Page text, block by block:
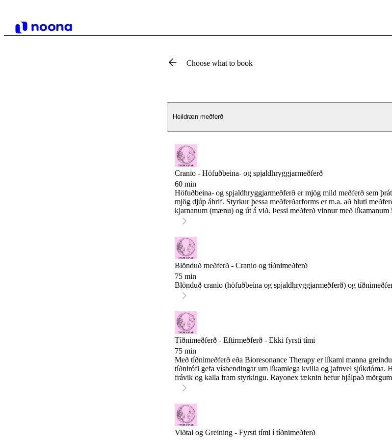
Choose what to book
Heildræn meðferð
Cranio - Höfuðbeina- og spjaldhryggjarmeðferð
60 min
Höfuðbeina- og spjaldhryggjarmeðferð er mjög mild meðferð sem
mjög djúp áhrif. Styrkur þessa meðferðarforms er m.a. að hluti
kjarnanum (mænu) og út á við. Þessi meðferð vinnur með líkamanum
efla starfsemi miðtaugakerfis-ins, minnkar neikvæðar afleiðingar
Blönduð meðferð - Cranio og tíðnimeðferð
75 min
Blönduð cranio (höfuðbeina og spjaldhryggjarmeðferð) og
Tíðnimeðferð - Eftirmeðferð - Ekki fyrsti tími
75 min
Með tíðnimeðferð eða Bioresonance Therapy er líkami manna
tíðnirófi gefa vísbendingar um líkamlega kvilla og jafnvel sjúkdóma.
frávik og kalla fram styrkingu. Rayonex tæknin hefur hjálpað
sjúkrastofnunum víða um heim en mest af meðferðaraðilum sem
Viðtal og Greining - Fyrsti tími í tíðnimeðferð